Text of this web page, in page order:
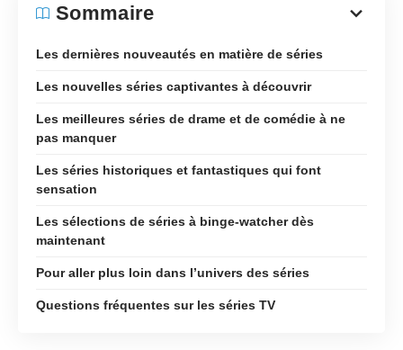
Sommaire
Les dernières nouveautés en matière de séries
Les nouvelles séries captivantes à découvrir
Les meilleures séries de drame et de comédie à ne
pas manquer
Les séries historiques et fantastiques qui font
sensation
Les sélections de séries à binge-watcher dès
maintenant
Pour aller plus loin dans l’univers des séries
Questions fréquentes sur les séries TV